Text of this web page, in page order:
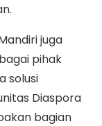
juga
pihak
solusi
Diaspora
bagian